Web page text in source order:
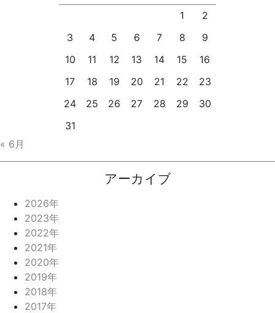
1
2
3
4 5 6 7 8
9
10
11 12 13 14 15
16
17
18 19 20 21 22
23
24
25 26 27 28 29
30
31
« 6月
アーカイブ
2026年
2023年
2022年
2021年
2020年
2019年
2018年
2017年